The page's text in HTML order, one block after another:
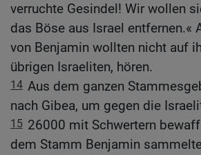
verruchte Gesindel! Wir wollen
das Böse aus Israel entfernen.«
von Benjamin wollten nicht auf
übrigen Israeliten, hören.
14 Aus dem ganzen
nach Gibea, um gegen die
15 26000 mit Schwertern
dem Stamm Benjamin